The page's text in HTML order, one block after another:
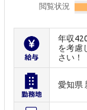
閲覧状況
年収
を考慮
さい！
愛知県